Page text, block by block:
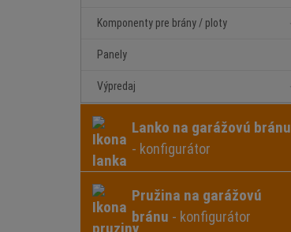
Komponenty pre brány / ploty
Panely
Výpredaj
Lanko na garážovú bránu
- konfigurátor
Pružina na garážovú
bránu - konfigurátor